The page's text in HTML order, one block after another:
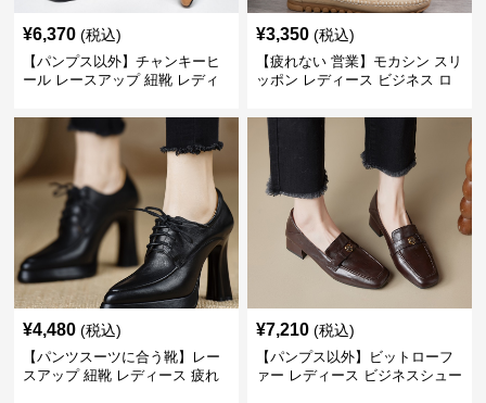
¥6,370 (税込)
【パンプス以外】チャンキーヒ
ール レースアップ 紐靴 レディ
ーツ スクエアトゥ 歩きやすい
¥3,350 (税込)
【疲れない 営業】モカシン スリ
ッポン レディース ビジネス ロ
ジュアル パンプス以外
¥4,480 (税込)
【パンツスーツに合う靴】レー
スアップ 紐靴 レディース 疲れ
¥7,210 (税込)
【パンプス以外】ビットローフ
ァー レディース ビジネスシュー